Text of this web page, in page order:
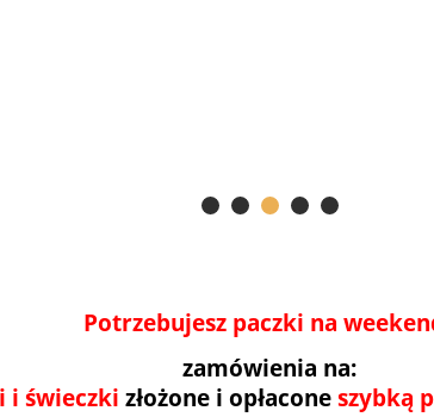
Potrzebujesz paczki na
zamówienia na:
i świeczki złożone i opłacone szybką